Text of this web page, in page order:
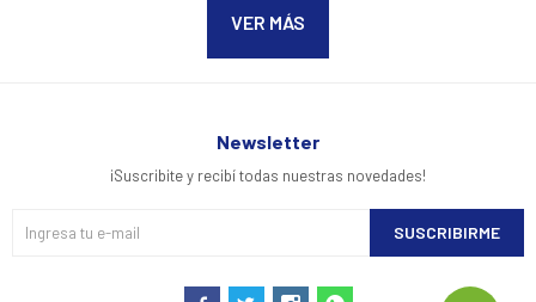
VER MÁS
Newsletter
¡Suscribite y recibí todas nuestras novedades!
SUSCRIBIRME